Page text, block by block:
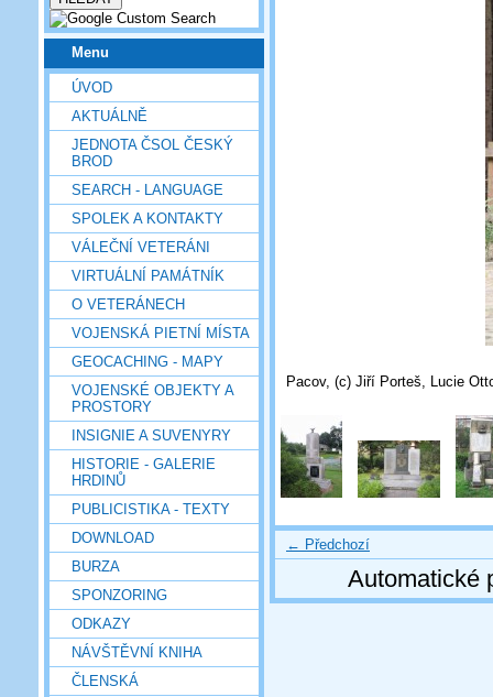
Menu
ÚVOD
AKTUÁLNĚ
JEDNOTA ČSOL ČESKÝ
BROD
SEARCH - LANGUAGE
SPOLEK A KONTAKTY
VÁLEČNÍ VETERÁNI
VIRTUÁLNÍ PAMÁTNÍK
O VETERÁNECH
VOJENSKÁ PIETNÍ MÍSTA
GEOCACHING - MAPY
VOJENSKÉ OBJEKTY A
PROSTORY
INSIGNIE A SUVENYRY
HISTORIE - GALERIE
HRDINŮ
PUBLICISTIKA - TEXTY
DOWNLOAD
BURZA
SPONZORING
ODKAZY
NÁVŠTĚVNÍ KNIHA
ČLENSKÁ
Pacov, (c) Jiří Porteš, Lucie
← Předchozí
Automatické